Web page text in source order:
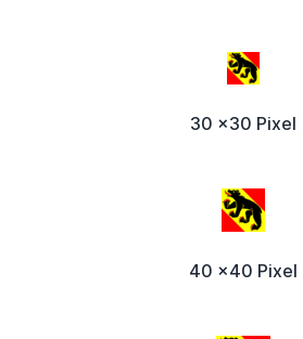
30 x30 Pixel
40 x40 Pixel